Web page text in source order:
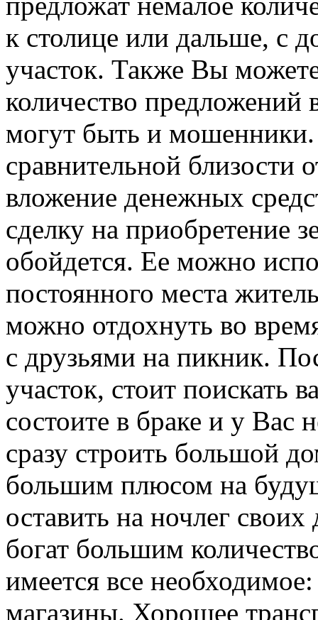
к столице или дальше, с
участок. Также Вы
количество предложений
могут быть и мошенники.
сравнительной близости
вложение денежных
сделку на приобретение
обойдется. Ее можно
постоянного места
можно отдохнуть во
с друзьями на пикник.
участок, стоит поискать
состоите в браке и у Вас
сразу строить большой
большим плюсом на
оставить на ночлег
богат большим
имеется все
магазины. Хорошее